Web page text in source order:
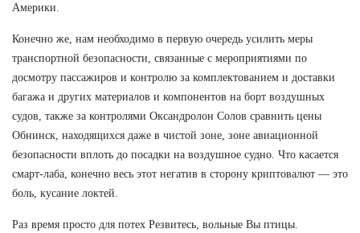
Америки.
Конечно же, нам необходимо в первую очередь усилить меры
транспортной безопасности, связанные с мероприятиями по
досмотру пассажиров и контролю за комплектованием и доставки
багажа и других материалов и компонентов на борт воздушных
судов, также за контролями Оксандролон Солов сравнить цены
Обнинск, находящихся даже в чистой зоне, зоне авиационной
безопасности вплоть до посадки на воздушное судно. Что касается
смарт-лаба, конечно весь этот негатив в сторону криптовалют — это
боль, кусание локтей.
Раз время просто для потех Резвитесь, вольные Вы птицы.